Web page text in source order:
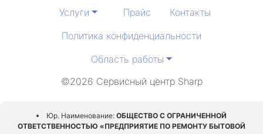
Услуги Прайс
Контакты
Политика конфиденциальности
Область работы
©2026 Сервисный центр Sharp
Юр. Наименование: ОБЩЕСТВО С ОГРАНИЧЕННОЙ
ОТВЕТСТВЕННОСТЬЮ «ПРЕДПРИЯТИЕ ПО РЕМОНТУ БЫТОВОЙ